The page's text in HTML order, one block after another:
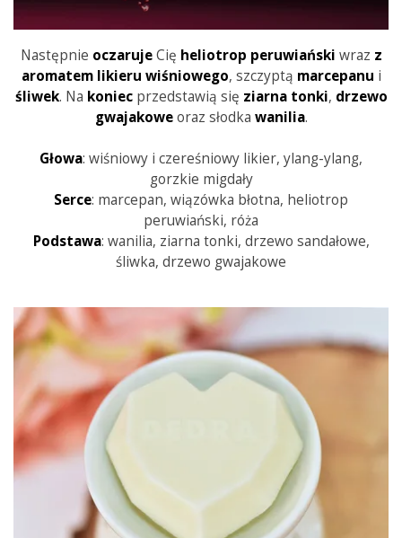
Następnie oczarujeCię heliotrop peruwiański wraz z
aromatem likieru wiśniowego, szczyptą marcepanu i
śliwek. Na koniecprzedstawią się ziarna tonki, drzewo
gwajakoweoraz słodka wanilia.
Głowa: wiśniowy i czereśniowy likier, ylang-ylang,
gorzkie migdały
Serce: marcepan, wiązówka błotna, heliotrop
peruwiański, róża
Podstawa: wanilia, ziarna tonki, drzewo sandałowe,
śliwka, drzewo gwajakowe